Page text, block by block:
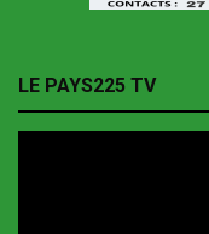
LE PAYS225 TV